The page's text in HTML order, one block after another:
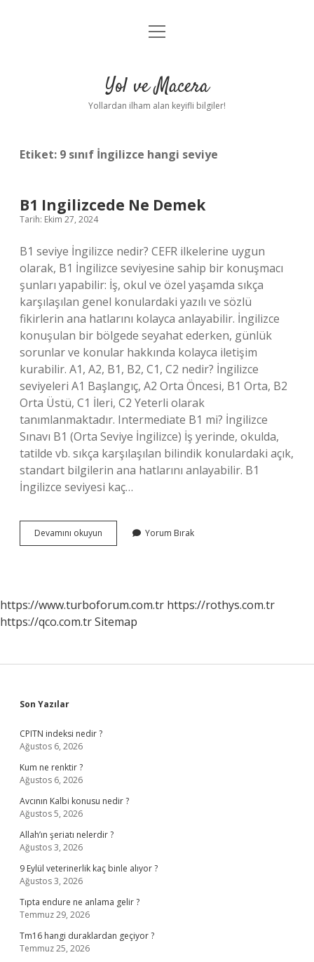
Anasayfa
Yasal Uyarı
menüyü
Yol ve Macera
Yollardan ilham alan keyifli bilgiler!
Etiket: 9 sınıf İngilizce hangi seviye
B1 Ingilizcede Ne Demek
Tarih: Ekim 27, 2024
B1 seviye İngilizce nedir? CEFR ilkelerine uygun
olarak, B1 İngilizce seviyesine sahip bir konuşmacı
şunları yapabilir: İş, okul ve özel yaşamda sıkça
karşılaşılan genel konulardaki yazılı ve sözlü
fikirlerin ana hatlarını kolayca anlayabilir. İngilizce
konuşulan bir bölgede seyahat ederken, günlük
sorunlar ve konular hakkında kolayca iletişim
kurabilir. A1, A2, B1, B2, C1, C2 nedir? İngilizce
seviyeleri A1 Başlangıç, A2 Orta Öncesi, B1 Orta, B2
Orta Üstü, C1 İleri, C2 Yeterli olarak
tanımlanmaktadır. Intermediate B1 mi? İngilizce
Sınavı B1 (Orta Seviye İngilizce) İş yerinde, okulda,
tatilde vb. sıkça karşılaşılan bilindik konulardaki açık,
standart bilgilerin ana hatlarını anlayabilir. B1
İngilizce seviyesi kaç…
Devamını okuyun
Ingilizcede
Yorum Bırak
https://www.turboforum.com.tr https://rothys.com.tr
https://qco.com.trSitemap
Sidebar
Son Yazılar
CPITN indeksi nedir ?
Ağustos 6, 2026
Kum ne renktir ?
Ağustos 6, 2026
Avcının Kalbi konusu nedir ?
Ağustos 5, 2026
Allah’ın şeriatı nelerdir ?
Ağustos 3, 2026
9 Eylül veterinerlik kaç binle alıyor ?
Ağustos 3, 2026
Tıpta endure ne anlama gelir ?
Temmuz 29, 2026
Tm16 hangi duraklardan geçiyor ?
Temmuz 25, 2026